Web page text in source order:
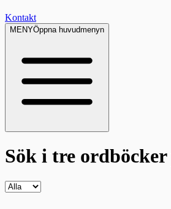
Kontakt
MENYÖppna huvudmenyn
Sök i tre ordböcker